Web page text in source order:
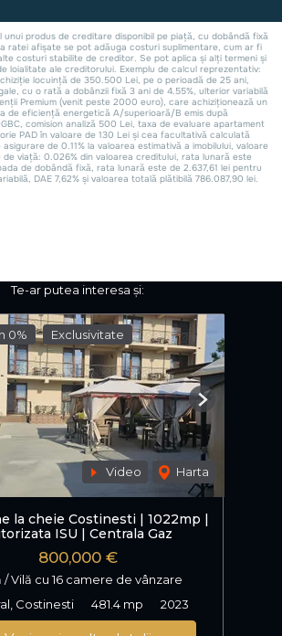
Te-ar putea interesa și:
0% Exclusivitate
Video Harta
Next
la cheie Costinesti | 1022mp |
ISU | Centrala Gaz
800,000 €
/ Vilă cu 16 camere de vânzare
Costinesti
481.4 mp 2023